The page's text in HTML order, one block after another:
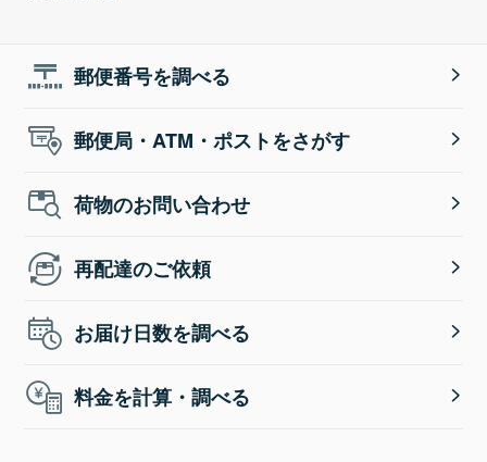
郵便番号を調べる
郵便局・ATM・ポストをさがす
荷物のお問い合わせ
再配達のご依頼
お届け日数を調べる
料金を計算・調べる